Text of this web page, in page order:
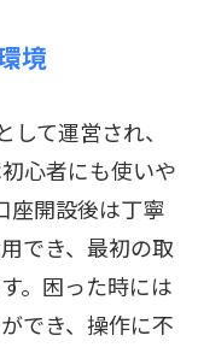
境
て運営され、
心者にも使いや
座開設後は丁寧
でき、最初の取
。困った時には
でき、操作に不